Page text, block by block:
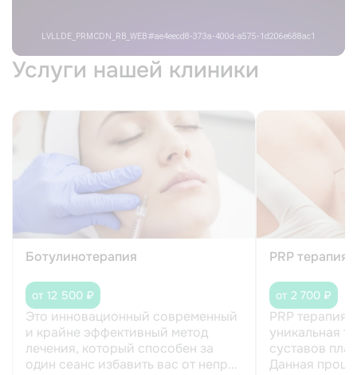
Услуги нашей клиники
Ботулинотерапия
от 12 500 ₽
Это инновационный современный
и крайне эффективный метод
лечения, который способен за
один сеанс избавить вас от непр...
PRP терапия
от 2 700 ₽
PRP терапия
уникальная
суставов
Данная